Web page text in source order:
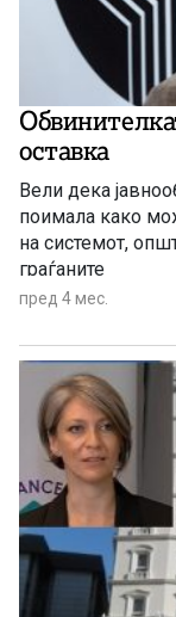
оставка
Вели дека
поимала како
на системот,
граѓаните
пред 4 мес.